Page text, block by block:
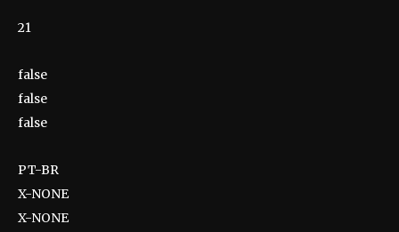
21
false
false
false
PT-BR
X-NONE
X-NONE